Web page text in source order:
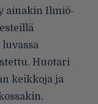
ainakin Ilmiö-
Huotari
keikkoja ja